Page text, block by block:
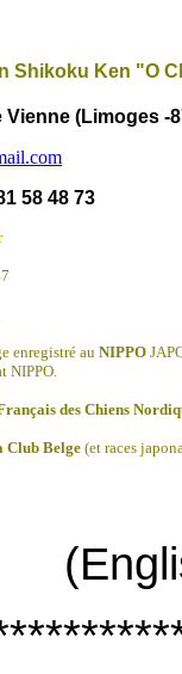
Shikoku Ken "O
Vienne (Limoges -
58 48 73
enregistré au NIPPO
NIPPO.
des Chiens
Club Belge(et races